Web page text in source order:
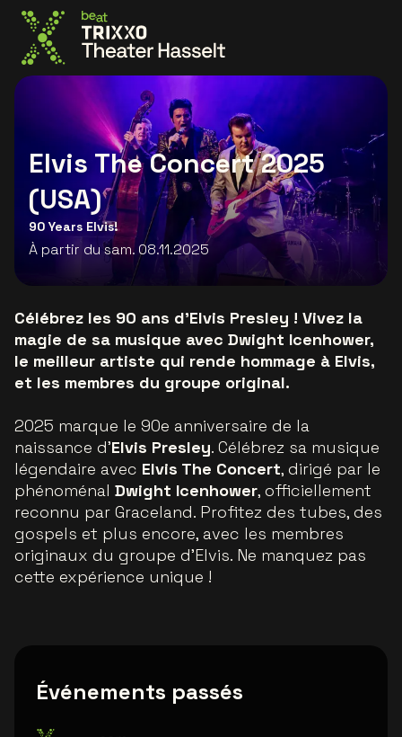
Allez à la page d'accueil
Elvis The Concert 2025
(USA)
90 Years Elvis!
À partir du sam. 08.11.2025
Célébrez les 90 ans d'Elvis Presley ! Vivez la
magie de sa musique avec Dwight Icenhower,
le meilleur artiste qui rende hommage à Elvis,
et les membres du groupe original.
2025 marque le 90e anniversaire de la
naissance d'Elvis Presley. Célébrez sa musique
légendaire avec Elvis The Concert, dirigé par le
phénoménal Dwight Icenhower, officiellement
reconnu par Graceland. Profitez des tubes, des
gospels et plus encore, avec les membres
originaux du groupe d'Elvis. Ne manquez pas
cette expérience unique !
Événements passés